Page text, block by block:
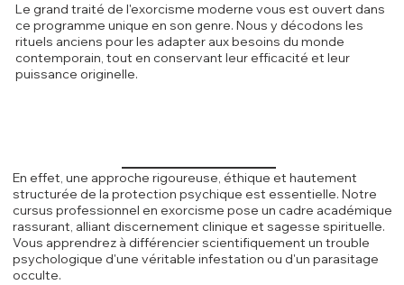
Le grand traité de l'exorcisme moderne vous est ouvert dans
ce programme unique en son genre. Nous y décodons les
rituels anciens pour les adapter aux besoins du monde
contemporain, tout en conservant leur efficacité et leur
puissance originelle.
En effet, une approche rigoureuse, éthique et hautement
structurée de la protection psychique est essentielle. Notre
cursus professionnel en exorcisme pose un cadre académique
rassurant, alliant discernement clinique et sagesse spirituelle.
Vous apprendrez à différencier scientifiquement un trouble
psychologique d'une véritable infestation ou d'un parasitage
occulte.